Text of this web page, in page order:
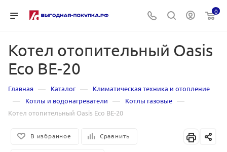
0
Котел отопительный Oasis
Eco BE-20
Главная — Каталог — Климатическая техника и отопление
— Котлы и водонагреватели — Котлы газовые —
Котел отопительный Oasis Eco BE-20
В избранное Сравнить